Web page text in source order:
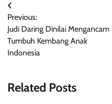
Post
navigation
Previous:
Judi Daring Dinilai Mengancam
Tumbuh Kembang Anak
Indonesia
Related Posts